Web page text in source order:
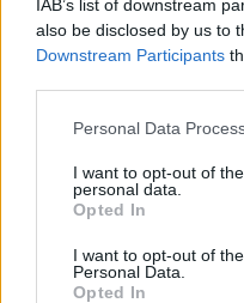
IAB’s list of downstream
also be disclosed by us to
Downstream Participants
Personal Data
I want to opt-out of
personal data.
Opted In
I want to opt-out of
Personal Data.
Opted In
även på ett grymt
och kanelfrosting. Enjoy!